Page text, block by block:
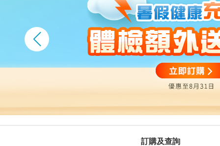
訂購及查詢